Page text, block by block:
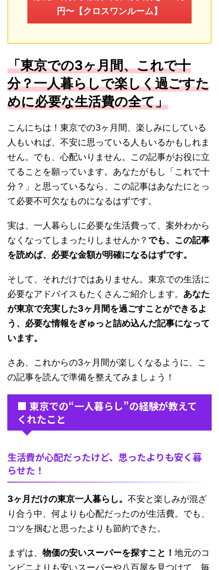
円〜【クロスワンルーム】
「東京での3ヶ月間、これで十
分？一人暮らしで楽しく過ごすた
めに必要な生活費の全て」
こんにちは！東京での3ヶ月間、楽しみにしている
人もいれば、不安に思っている人もいるかもしれま
せん。でも、心配いりません。この記事がお役に立
てることを願っています。あなたがもし「これで十
分？」と思っているなら、この記事はあなたにとっ
て必要不可欠なものになるはずです。
実は、一人暮らしに必要な生活費って、案外わから
なくなってしまったりしませんか？ でも、この記事
を読めば、必要な金額が明確になるはずです。
そして、それだけではありません。東京での生活に
必要なアドバイスもたくさんご紹介します。 あなた
が東京で充実した3ヶ月間を過ごすことができるよ
う、必要な情報をぎゅっと詰め込んだ記事になって
います。
さあ、これからの3ヶ月間が楽しくなるように、こ
の記事を読んで準備を整えてみましょう！
■ 東京での“一人暮らし”の経験が教えて
くれたこと
生活費が心配だったけど、思ったよりも安く暮
らせた！
3ヶ月だけの東京一人暮らし。 不安と楽しみが混ざ
り合う中、何よりも心配だったのが生活費。でも、
コツを掴むと思ったよりも節約できた。
まずは、 物価の安いスーパーを探すこと！ 地元のコ
ンビニよりも安いスーパーや八百屋を見つけて、毎